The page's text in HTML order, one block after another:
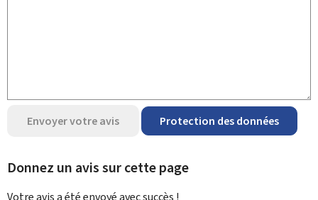
Envoyer votre avis Protection des données
Donnez un avis sur cette page
Votre avis a été envoyé avecsuccès !